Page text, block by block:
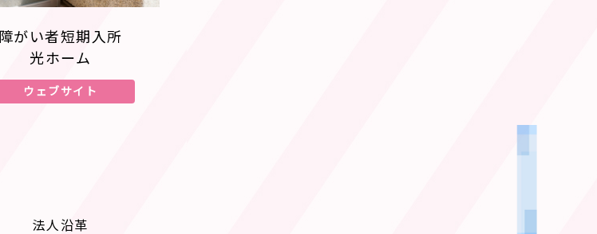
障がい者短期入所
光ホーム
ウェブサイト
法人沿革